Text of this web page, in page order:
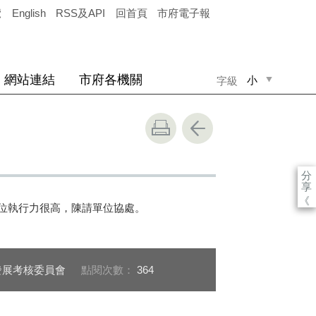
English RSS及API 回首頁 市府電子報
字級 小
網站連結 市府各機關
分
享
《
行力很高，陳請單位協處。
考核委員會 點閱次數： 364